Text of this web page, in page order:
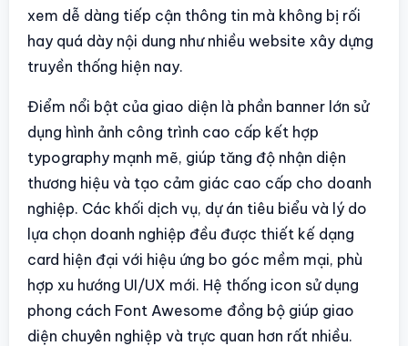
xem dễ dàng tiếp cận thông tin mà không bị rối
hay quá dày nội dung như nhiều website xây dựng
truyền thống hiện nay.
Điểm nổi bật của giao diện là phần banner lớn sử
dụng hình ảnh công trình cao cấp kết hợp
typography mạnh mẽ, giúp tăng độ nhận diện
thương hiệu và tạo cảm giác cao cấp cho doanh
nghiệp. Các khối dịch vụ, dự án tiêu biểu và lý do
lựa chọn doanh nghiệp đều được thiết kế dạng
card hiện đại với hiệu ứng bo góc mềm mại, phù
hợp xu hướng UI/UX mới. Hệ thống icon sử dụng
phong cách Font Awesome đồng bộ giúp giao
diện chuyên nghiệp và trực quan hơn rất nhiều.